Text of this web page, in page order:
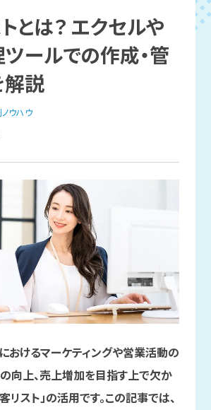
とは？ エクセルや
ールでの作成・管
説
ウハウ
おけるマーケティングや営業活動の
向上、売上増加を目指す上で欠か
リスト」の活用です。この記事では、